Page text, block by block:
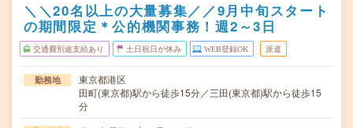
＼＼20名以上の大量募集／／9月中旬スタート
の期間限定＊公的機関事務！週2～3日
交通費別途支給あり 土日祝日が休み WEB登録OK 派遣
勤務地
東京都港区
田町(東京都)駅から徒歩15分／三田(東京都)駅から徒歩15
分